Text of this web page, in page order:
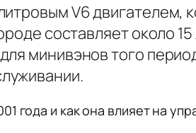
V6 двигателем,
составляет около
минивэнов того
года и как она влияет на